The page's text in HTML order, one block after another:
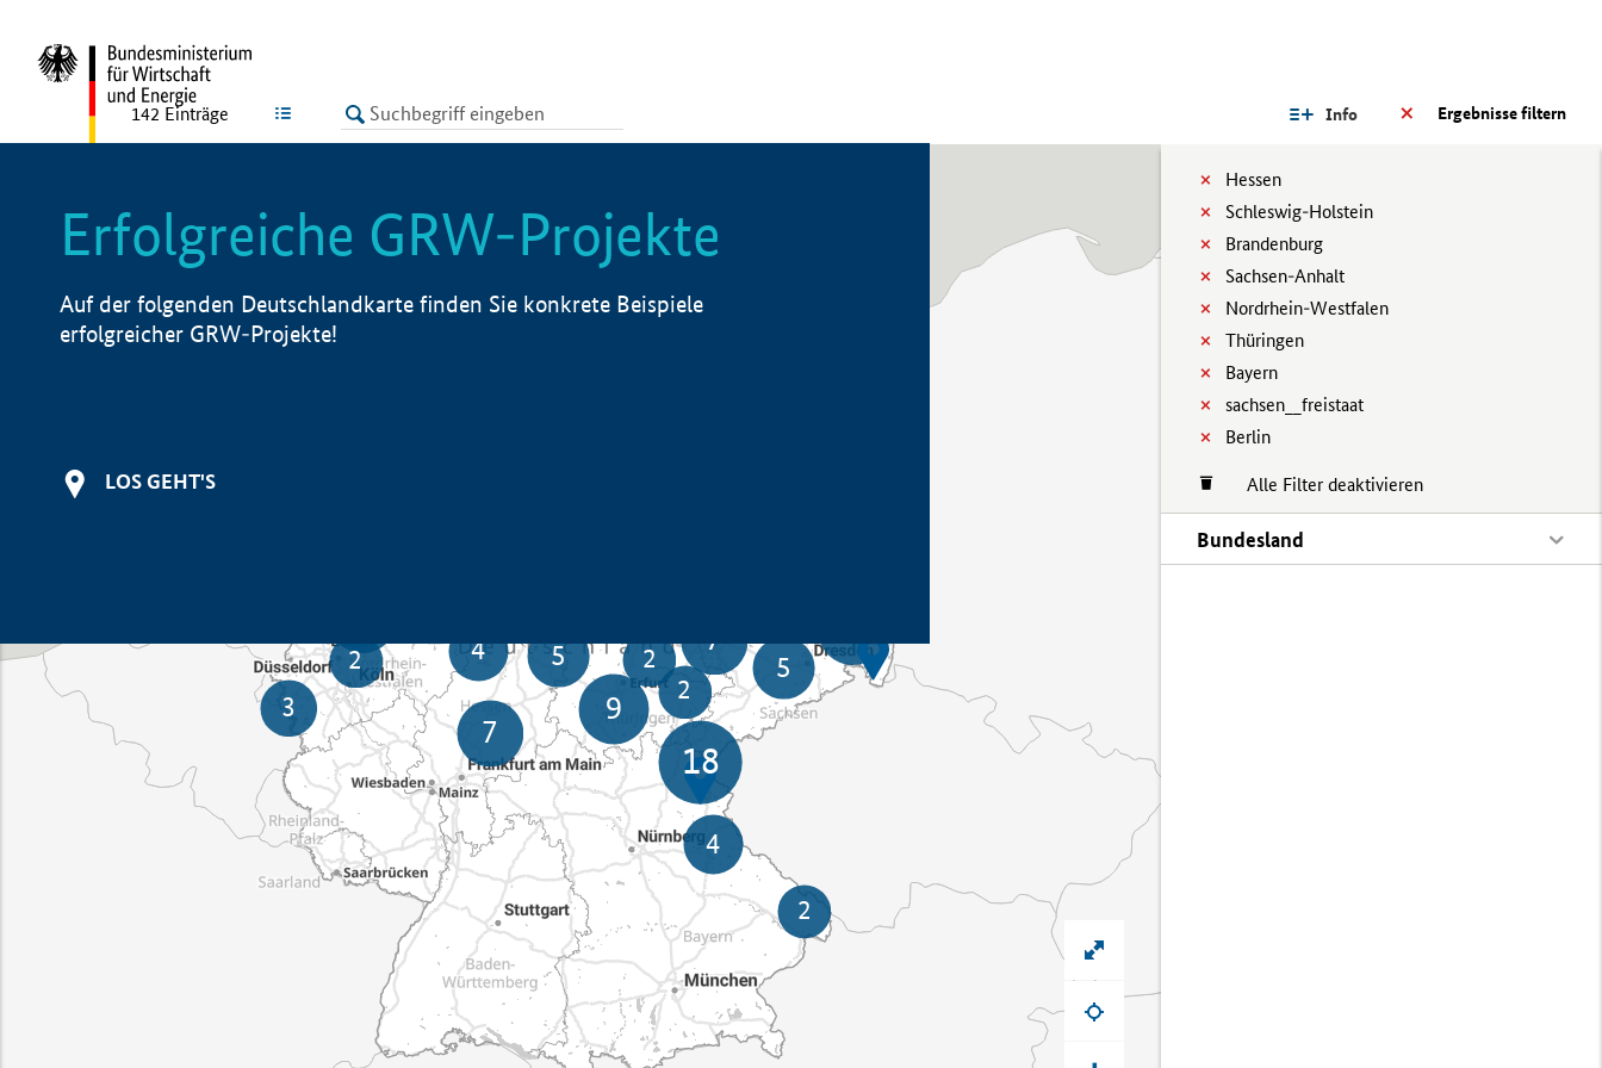
LISTE Ergebnisse filtern
Info
Hessen
Schleswig-Holstein
Brandenburg
Sachsen-Anhalt
Nordrhein-Westfalen
Thüringen
Bayern
sachsen__freistaat
Berlin
Alle Filter deaktivieren
Bundesland
142 Einträge
Erfolgreiche GRW-Projekte
Auf der folgenden Deutschlandkarte finden Sie konkrete Beispiele
erfolgreicher GRW-Projekte!
LOS GEHT'S